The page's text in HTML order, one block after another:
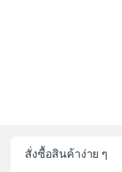
สั่งซื้อสินค้าง่าย ๆ